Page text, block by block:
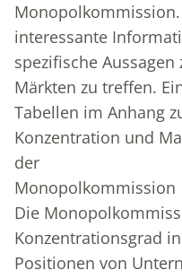
interessante
spezifische
Märkten zu treffen.
Tabellen im Anhang
Konzentration und
der
Monopolkommission
Die
Konzentrationsgrad
Positionen von